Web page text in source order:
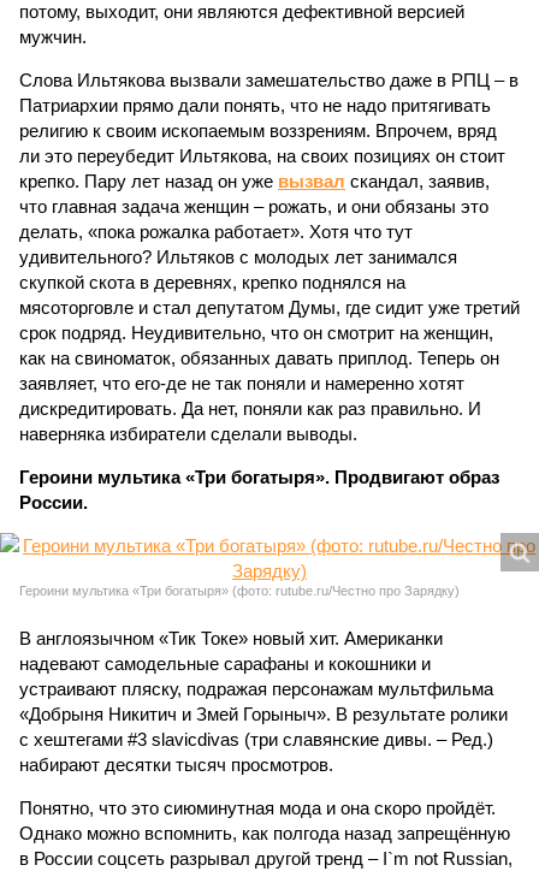
потому, выходит, они являются дефективной версией
мужчин.
Слова Ильтякова вызвали замешательство даже в РПЦ – в
Патриархии прямо дали понять, что не надо притягивать
религию к своим ископаемым воззрениям. Впрочем, вряд
ли это переубедит Ильтякова, на своих позициях он стоит
крепко. Пару лет назад он уже вызвал скандал, заявив,
что главная задача женщин – рожать, и они обязаны это
делать, «пока рожалка работает». Хотя что тут
удивительного? Ильтяков с молодых лет занимался
скупкой скота в деревнях, крепко поднялся на
мясоторговле и стал депутатом Думы, где сидит уже третий
срок подряд. Неудивительно, что он смотрит на женщин,
как на свиноматок, обязанных давать приплод. Теперь он
заявляет, что его-де не так поняли и намеренно хотят
дискредитировать. Да нет, поняли как раз правильно. И
наверняка избиратели сделали выводы.
Героини мультика «Три богатыря». Продвигают образ
России.
Героини мультика «Три богатыря» (фото: rutube.ru/Честно про Зарядку)
В англоязычном «Тик Токе» новый хит. Американки
надевают самодельные сарафаны и кокошники и
устраивают пляску, подражая персонажам мультфильма
«Добрыня Никитич и Змей Горыныч». В результате ролики
с хештегами #3 slavicdivas (три славянские дивы. – Ред.)
набирают десятки тысяч просмотров.
Понятно, что это сиюминутная мода и она скоро пройдёт.
Однако можно вспомнить, как полгода назад запрещённую
в России соцсеть разрывал другой тренд – I`m not Russian,